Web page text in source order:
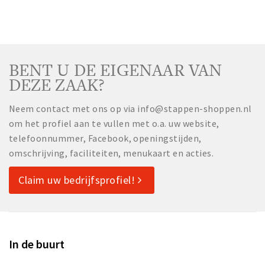
BENT U DE EIGENAAR VAN
DEZE ZAAK?
Neem contact met ons op via info@stappen-shoppen.nl
om het profiel aan te vullen met o.a. uw website,
telefoonnummer, Facebook, openingstijden,
omschrijving, faciliteiten, menukaart en acties.
Claim uw bedrijfsprofiel!
In de buurt